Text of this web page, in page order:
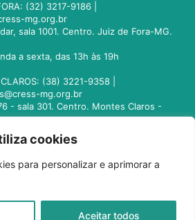
cookies
para personalizar e aprimorar a
Aceitar todos
(32) 3217-9186 |
mg.org.br
sala 1001. Centro. Juiz de Fora-MG.
a sexta, das 13h às 19h
(38) 3221-9358 |
mg.org.br
- sala 301. Centro. Montes Claros -
mg.org.br
sala 101. Uberlândia - MG. CEP